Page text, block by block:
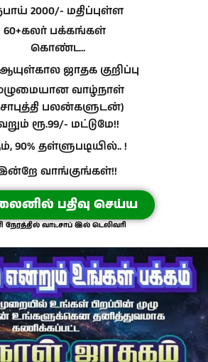
2000/- மதிப்புள்ள
பக்கங்கள்
கொண்ட..
ஆயுள்கால ஜாதக குறிப்பு
வாழ்நாள்
பலன்களுடன்)
ரூ.99/- மட்டுமே!!
90% தள்ளுபடியில்.. !
வாங்குங்கள்!!
பதிவு செய்ய
நேரத்தில் வாட்சாப் இல் டெலிவரி